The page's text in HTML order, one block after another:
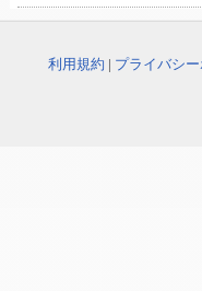
利用規約 | プライバシ